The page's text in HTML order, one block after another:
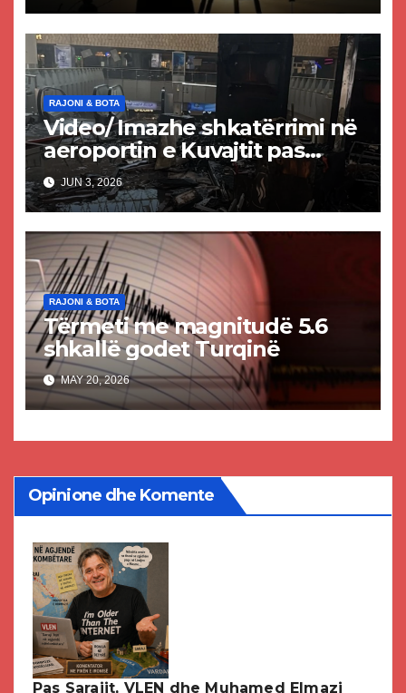
RAJONI & BOTA
Video/ Imazhe shkatërrimi në
aeroportin e Kuvajtit pas
sulmit iranian, një i vdekur
dhe shumë të plagosur
JUN 3, 2026
RAJONI & BOTA
Tërmeti me magnitudë 5.6
shkallë godet Turqinë
MAY 20, 2026
Opinione dhe Komente
Pas Sarajit, VLEN dhe Muhamed Elmazi